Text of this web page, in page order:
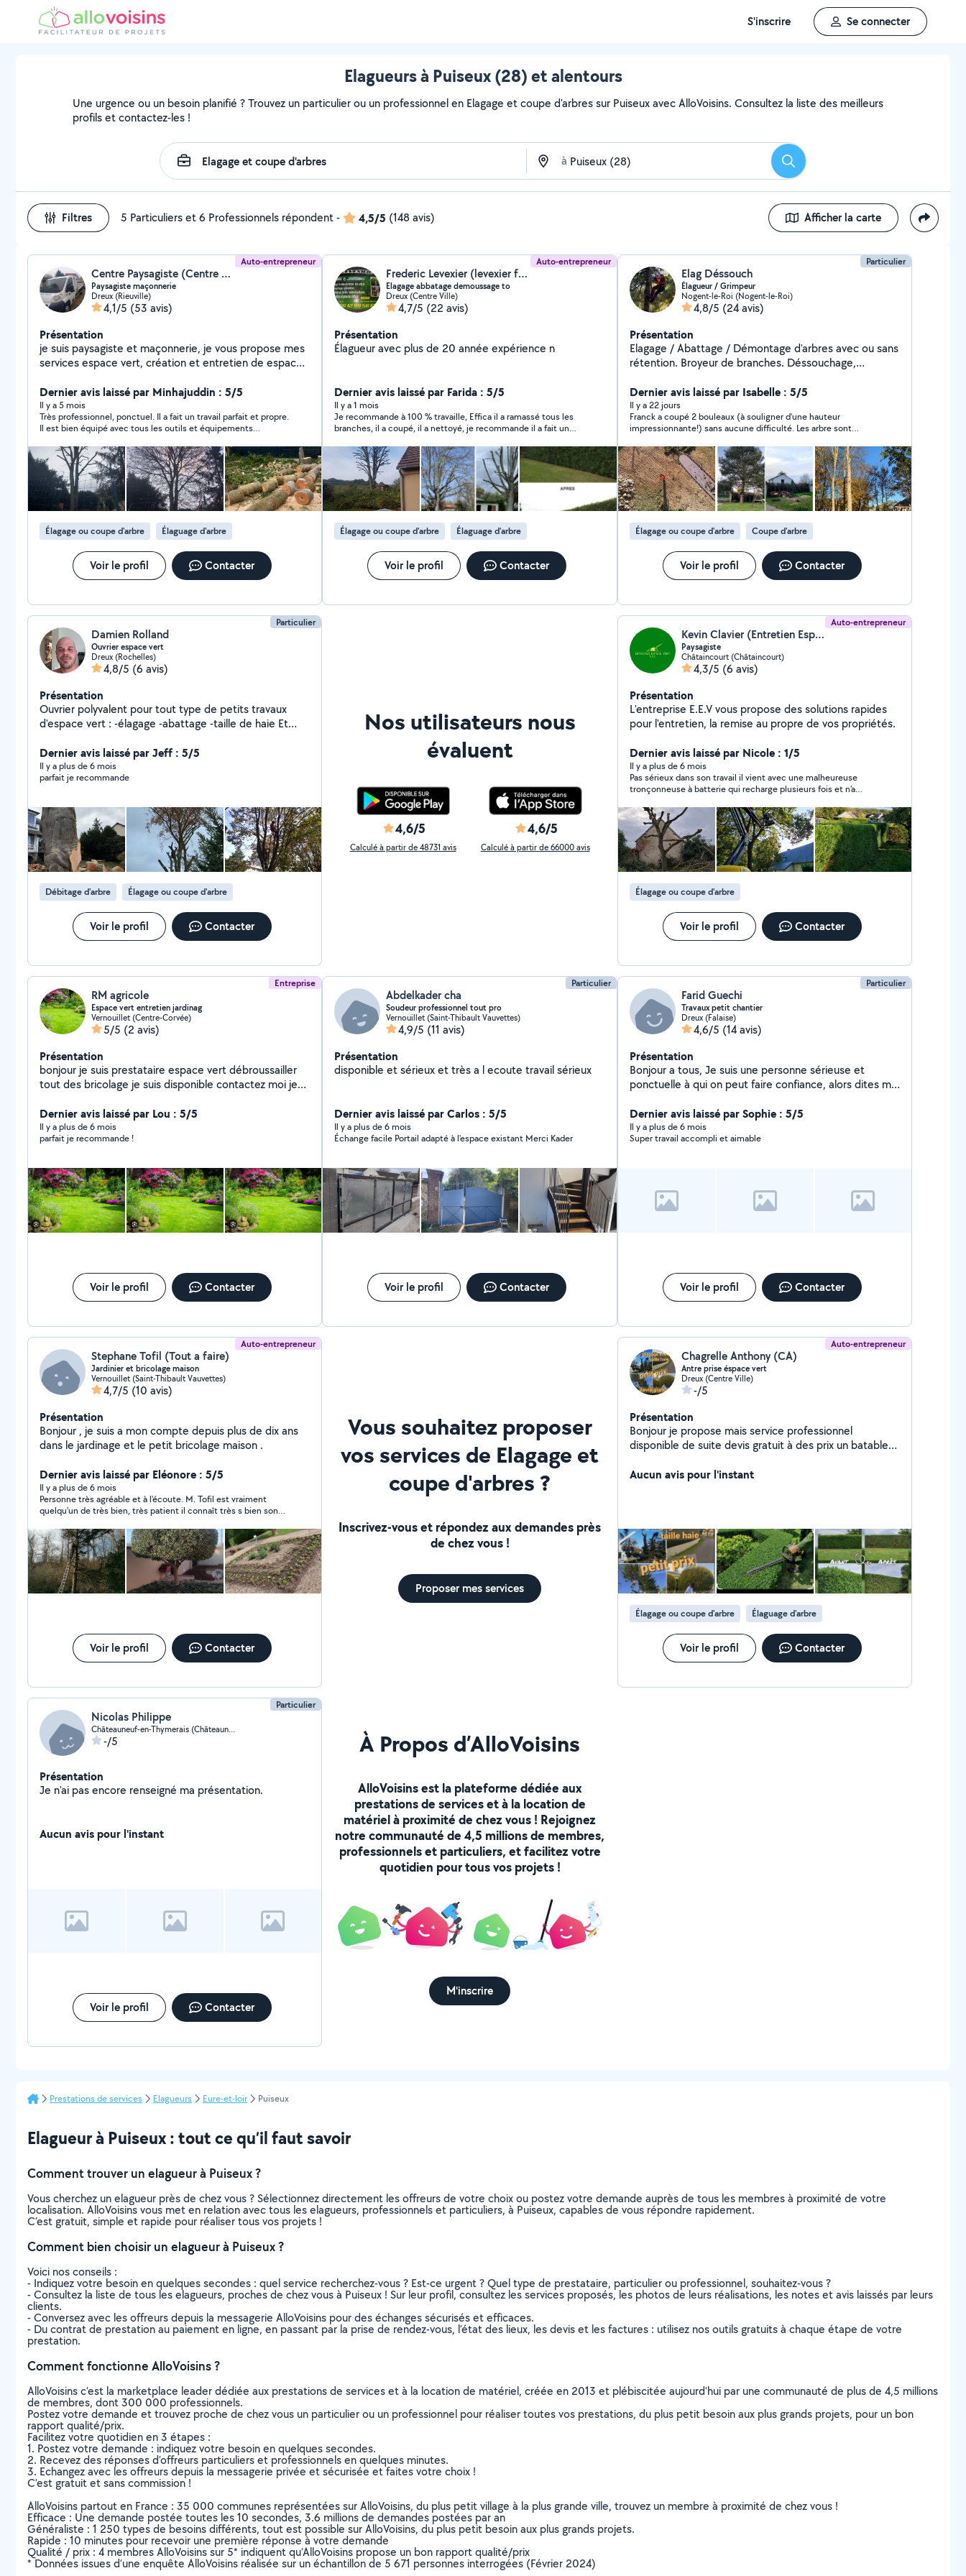
S'inscrire Se connecter
Elagueurs à Puiseux (28) et alentours
Une urgence ou un besoin planifié ? Trouvez un particulier ou un professionnel en Elagage et coupe d'arbres sur Puiseux avec AlloVoisins. Consultez la liste des meilleurs
profils et contactez-les !
à Rechercher
Filtres 5 Particuliers et 6 Professionnels répondent- 4,5/5 (148 avis) Afficher la carte
Auto-entrepreneur
Centre Paysagiste (Centre Multiservice)
Paysagiste maçonnerie
Dreux (Rieuville)
4,1/5 (53 avis)
Présentation
je suis paysagiste et maçonnerie, je vous propose mes
services espace vert, création et entretien de espaces
Évacuation , clôture grillage bordure, pavé, tout type
de travaux extérieurs , pour plus d'informations
n'hésitez pas contactez moi devis et déplacement
gratuit merci d'avance
Dernier avis laissé par Minhajuddin : 5/5
Il y a 5 mois
Très professionnel, ponctuel. Il a fait un travail parfait et propre.
Il est bien équipé avec tous les outils et équipements
Élagage ou coupe d'arbre Élaguage d'arbre
Voir le profil Contacter
Auto-entrepreneur
Frederic Levexier (levexier frederic)
Elagage abbatage demoussage to
Dreux (Centre Ville)
4,7/5 (22 avis)
Présentation
Élagueur avec plus de 20 année expérience n
Dernier avis laissé par Farida : 5/5
Il y a 1 mois
Je recommande à 100 % travaille, Effica il a ramassé tous les
branches, il a coupé, il a nettoyé, je recommande il a fait un
Élagage ou coupe d'arbre Élaguage d'arbre
Voir le profil Contacter
Particulier
Elag Déssouch
Élagueur / Grimpeur
Nogent-le-Roi (Nogent-le-Roi)
4,8/5 (24 avis)
Présentation
Elagage / Abattage / Démontage d'arbres avec ou sans
rétention. Broyeur de branches. Déssouchage,
Travail soigné et organisé.
Dernier avis laissé par Isabelle : 5/5
Il y a 22 jours
Franck a coupé 2 bouleaux (à souligner d'une hauteur
impressionnante!) sans aucune difficulté. Les arbre sont
coupé broyé et nettoyé. Travail parfait je tiens à le souligner ! C
est un grand professionnel, on comprend très vite sa passion
du métier. Et en plus il est d une extrême gentillesse et prend
plaisir à donner des conseils sur les arbres. Pour les risques pris
(grimper) il est très raisonnable dans ses tarifs. Je
recommande très fortement Franck.
Élagage ou coupe d'arbre
Coupe d'arbre
Voir le profil Contacter
Particulier
Damien Rolland
Ouvrier espace vert
Dreux (Rochelles)
4,8/5 (6 avis)
Présentation
Ouvrier polyvalent pour tout type de petits travaux
d'espace vert : -élagage -abattage -taille de haie Et
Dernier avis laissé par Jeff : 5/5
Il y a plus de 6 mois
parfait je recommande
Débitage d'arbre Élagage ou coupe d'arbre
Voir le profil Contacter
Nos utilisateurs nous
évaluent
4,6/5
Calculé à partir de 48731 avis
4,6/5
Calculé à partir de 66000 avis
Auto-entrepreneur
Kevin Clavier (Entretien Espace Vert)
Paysagiste
Châtaincourt (Châtaincourt)
4,3/5 (6 avis)
Présentation
L'entreprise E.E.V vous propose des solutions rapides
pour l'entretien, la remise au propre de vos propriétés.
Dernier avis laissé par Nicole : 1/5
Il y a plus de 6 mois
Pas sérieux dans son travail il vient avec une malheureuse
tronçonneuse à batterie qui recharge plusieurs fois et n'a
couper 2 steres de bois. Terminé. Je n'ai plus besoin de ses
services ????
Élagage ou coupe d'arbre
Voir le profil Contacter
Entreprise
RM agricole
Espace vert entretien jardinag
Vernouillet (Centre-Corvée)
5/5 (2 avis)
Présentation
bonjour je suis prestataire espace vert débroussailler
tout des bricolage je suis disponible contactez moi je
Dernier avis laissé par Lou : 5/5
Il y a plus de 6 mois
parfait je recommande !
Voir le profil Contacter
Particulier
Abdelkader cha
Soudeur professionnel tout pro
Vernouillet (Saint-Thibault Vauvettes)
4,9/5 (11 avis)
Présentation
disponible et sérieux et très a l ecoute travail sérieux
Dernier avis laissé par Carlos : 5/5
Il y a plus de 6 mois
Échange facile Portail adapté à l'espace existant Merci Kader
Voir le profil Contacter
Particulier
Farid Guechi
Travaux petit chantier
Dreux (Falaise)
4,6/5 (14 avis)
Présentation
Bonjour a tous, Je suis une personne sérieuse et
ponctuelle à qui on peut faire confiance, alors dites moi
Dernier avis laissé par Sophie : 5/5
Il y a plus de 6 mois
Super travail accompli et aimable
Voir le profil Contacter
Auto-entrepreneur
Stephane Tofil (Tout a faire)
Jardinier et bricolage maison
Vernouillet (Saint-Thibault Vauvettes)
4,7/5 (10 avis)
Présentation
Bonjour , je suis a mon compte depuis plus de dix ans
dans le jardinage et le petit bricolage maison .
Dernier avis laissé par Eléonore : 5/5
Il y a plus de 6 mois
Personne très agréable et à l'écoute. M. Tofil est vraiment
quelqu'un de très bien, très patient il connaît très s bien son
Voir le profil Contacter
Vous souhaitez proposer
vos services de Elagage et
coupe d'arbres ?
Inscrivez-vous et répondez aux demandes près
de chez vous !
Proposer mes services
Auto-entrepreneur
Chagrelle Anthony (CA)
Antre prise éspace vert
Dreux (Centre Ville)
-/5
Présentation
Bonjour je propose mais service professionnel
disponible de suite devis gratuit à des prix un batable
merci de m'appeler.
Aucun avis pour l'instant
Élagage ou coupe d'arbre Élaguage d'arbre
Voir le profil Contacter
Particulier
Nicolas Philippe
Châteauneuf-en-Thymerais (Châteauneuf-en-Thymerais)
-/5
Présentation
Je n'ai pas encore renseigné ma présentation.
Aucun avis pour l'instant
Voir le profil Contacter
À Propos d’AlloVoisins
AlloVoisins est la plateforme dédiée aux
prestations de services et à la location de
matériel à proximité de chez vous ! Rejoignez
notre communauté de 4,5 millions de membres,
professionnels et particuliers, et facilitez votre
quotidien pour tous vos projets !
M'inscrire
Prestations de services Elagueurs Eure-et-loir Puiseux
Elagueur à Puiseux : tout ce qu’il faut savoir
Comment trouver un elagueur à Puiseux ?
Vous cherchez un elagueur près de chez vous ? Sélectionnez directement les offreurs de votre choix ou postez votre demande auprès de tous les membres à proximité de votre
localisation. AlloVoisins vous met en relation avec tous les elagueurs, professionnels et particuliers, à Puiseux, capables de vous répondre rapidement.
C’est gratuit, simple et rapide pour réaliser tous vos projets !
Comment bien choisir un elagueur à Puiseux ?
Voici nos conseils :
- Indiquez votre besoin en quelques secondes : quel service recherchez-vous ? Est-ce urgent ? Quel type de prestataire, particulier ou professionnel, souhaitez-vous ?
- Consultez la liste de tous les elagueurs, proches de chez vous à Puiseux ! Sur leur profil, consultez les services proposés, les photos de leurs réalisations, les notes et avis laissés par leurs
clients.
- Conversez avec les offreurs depuis la messagerie AlloVoisins pour des échanges sécurisés et efficaces.
- Du contrat de prestation au paiement en ligne, en passant par la prise de rendez-vous, l’état des lieux, les devis et les factures : utilisez nos outils gratuits à chaque étape de votre
prestation.
Comment fonctionne AlloVoisins ?
AlloVoisins c’est la marketplace leader dédiée aux prestations de services et à la location de matériel, créée en 2013 et plébiscitée aujourd’hui par une communauté de plus de 4,5 millions
de membres, dont 300 000 professionnels.
Postez votre demande et trouvez proche de chez vous un particulier ou un professionnel pour réaliser toutes vos prestations, du plus petit besoin aux plus grands projets, pour un bon
rapport qualité/prix.
Facilitez votre quotidien en 3 étapes :
1. Postez votre demande : indiquez votre besoin en quelques secondes.
2. Recevez des réponses d’offreurs particuliers et professionnels en quelques minutes.
3. Echangez avec les offreurs depuis la messagerie privée et sécurisée et faites votre choix !
C’est gratuit et sans commission !
AlloVoisins partout en France : 35 000 communes représentées sur AlloVoisins, du plus petit village à la plus grande ville, trouvez un membre à proximité de chez vous !
Efficace : Une demande postée toutes les 10 secondes, 3.6 millions de demandes postées par an
Généraliste : 1 250 types de besoins différents, tout est possible sur AlloVoisins, du plus petit besoin aux plus grands projets.
Rapide : 10 minutes pour recevoir une première réponse à votre demande
Qualité / prix : 4 membres AlloVoisins sur 5* indiquent qu’AlloVoisins propose un bon rapport qualité/prix
* Données issues d’une enquête AlloVoisins réalisée sur un échantillon de 5 671 personnes interrogées (Février 2024)